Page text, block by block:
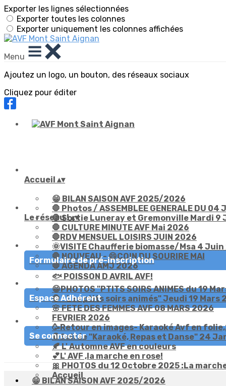
Exporter les lignes sélectionnées
Exporter toutes les colonnes
Exporter uniquement les colonnes affichées
Menu
Ajoutez un logo, un bouton, des réseaux sociaux
Cliquez pour éditer
Accueil ▴▾
😁 BILAN SAISON AVF 2025/2026
🛑 Photos / ASSEMBLEE GENERALE DU 04
🛑 Sortie Luneray et Gremonville Mardi 9
🛑 CULTURE MINUTE AVF Mai 2026
🛑RDV MENSUEL LOISIRS JUIN 2026
🌞VISITE Chaufferie biomasse/Msa 4
🛑 NOUVEAU - 😄COIN DU SOURIRE MAI
🛑 AGENDA AMJ 2026
🐟 POISSON D AVRIL AVF!
😁PHOTOS "PTITS SOIRS ANIMES du 19
🛑 " Les ptits soirs animés" Jeudi 19 Mars
🌸 FETE DES FEMMES AVF 08 MARS 2026
FEVRIER 2026
🥳Retour en images- Karaoké Avf en
🛑Soirée "Karaoké, Repas et Danse" 24
🍂 L' Automne AVF en couleurs
💕L' AVF ,la marche en rose!
🎀 PHOTOS du 12 Octobre 2025 :La
Accueil
Le réseau !▴▾
Formulaire de pré-inscription
Espace Adhérent
Se connecter
😁 BILAN SAISON AVF 2025/2026